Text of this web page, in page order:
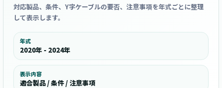
対応製品、条件、Y字ケーブルの要否、注意事項を年式ごとに整理
して表示します。
年式
2020年 - 2024年
表示内容
適合製品 / 条件 / 注意事項